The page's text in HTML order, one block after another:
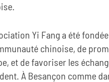
Yi Fang a été
chinoise, de
et de favoriser les
À Besançon comme